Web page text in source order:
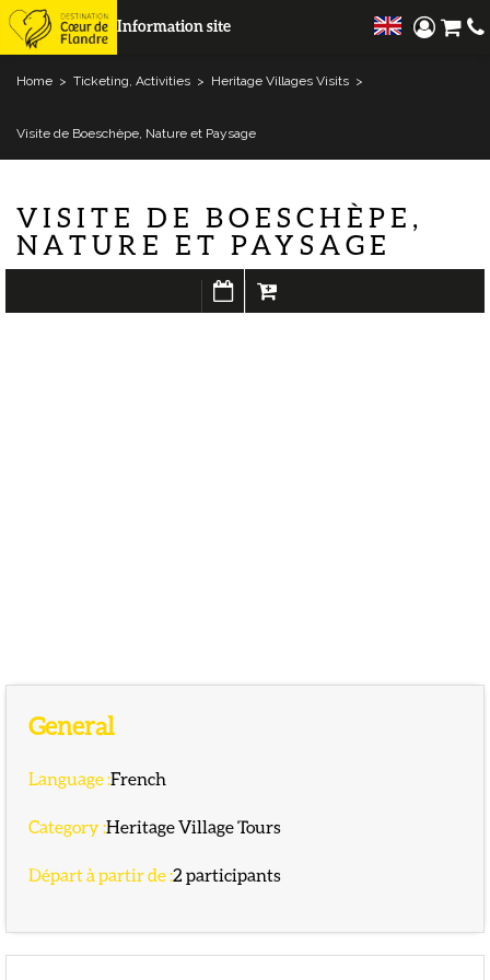
Information site
Home > Ticketing, Activities > Heritage Villages Visits >
Visite de Boeschèpe, Nature et Paysage
VISITE DE BOESCHÈPE,
NATURE ET PAYSAGE
General
Language:French
Category:Heritage Village Tours
Départ à partir de:2 participants